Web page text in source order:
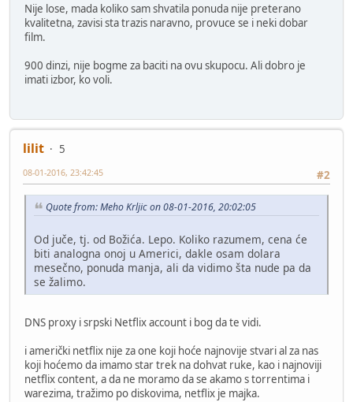
Nije lose, mada koliko sam shvatila ponuda nije preterano
kvalitetna, zavisi sta trazis naravno, provuce se i neki dobar
film.
900 dinzi, nije bogme za baciti na ovu skupocu. Ali dobro je
imati izbor, ko voli.
lilit
5
#2
08-01-2016, 23:42:45
Quote from: Meho Krljic on 08-01-2016, 20:02:05
Od juče, tj. od Božića. Lepo. Koliko razumem, cena će
biti analogna onoj u Americi, dakle osam dolara
mesečno, ponuda manja, ali da vidimo šta nude pa da
se žalimo.
DNS proxy i srpski Netflix account i bog da te vidi.
i američki netflix nije za one koji hoće najnovije stvari al za nas
koji hoćemo da imamo star trek na dohvat ruke, kao i najnoviji
netflix content, a da ne moramo da se akamo s torrentima i
warezima, tražimo po diskovima, netflix je majka.